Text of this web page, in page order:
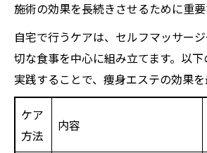
施術の効果を長続きさせるために重要
自宅で行うケアは、セルフマッサー
切な食事を中心に組み立てます。以
実践することで、痩身エステの効果を
ケア
方法
内容